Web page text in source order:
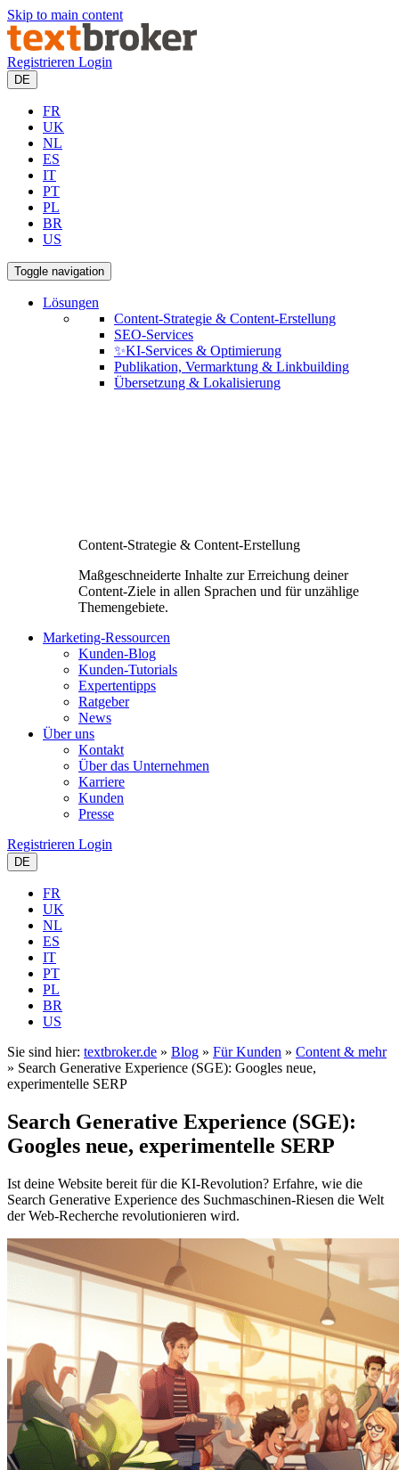
Skip to main content
Registrieren Login
DE
FR
UK
NL
ES
IT
PT
PL
BR
US
Toggle navigation
Lösungen
Content-Strategie & Content-Erstellung
SEO-Services
✨KI-Services & Optimierung
Publikation, Vermarktung & Linkbuilding
Übersetzung & Lokalisierung
Content-Strategie & Content-Erstellung
Maßgeschneiderte Inhalte zur Erreichung deiner
Content-Ziele in allen Sprachen und für unzählige
Themengebiete.
Marketing-Ressourcen
Kunden-Blog
Kunden-Tutorials
Expertentipps
Ratgeber
News
Über uns
Kontakt
Über das Unternehmen
Karriere
Kunden
Presse
Registrieren Login
DE
FR
UK
NL
ES
IT
PT
PL
BR
US
Sie sind hier: textbroker.de » Blog » Für Kunden » Content & mehr
» Search Generative Experience (SGE): Googles neue,
experimentelle SERP
Search Generative Experience (SGE):
Googles neue, experimentelle SERP
Ist deine Website bereit für die KI-Revolution? Erfahre, wie die
Search Generative Experience des Suchmaschinen-Riesen die Welt
der Web-Recherche revolutionieren wird.